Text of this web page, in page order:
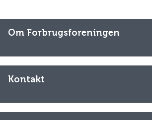
Om Forbrugsforeningen
Kontakt